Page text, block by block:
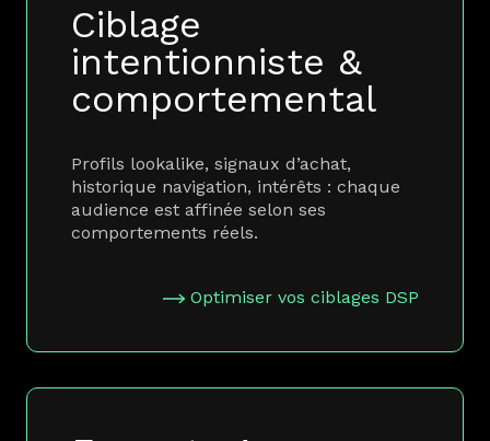
Ciblage
intentionniste &
comportemental
Profils lookalike, signaux d’achat,
historique navigation, intérêts : chaque
audience est affinée selon ses
comportements réels.
Optimiser vos ciblages DSP